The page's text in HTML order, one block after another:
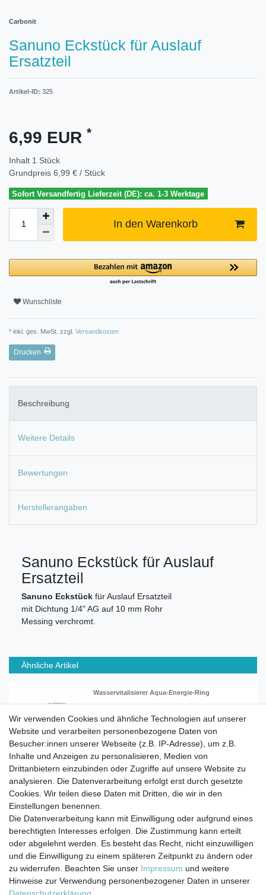
Carbonit
Sanuno Eckstück für Auslauf
Ersatzteil
Artikel-ID: 325
6,99 EUR *
Inhalt 1 Stück
Grundpreis 6,99 € / Stück
Sofort Versandfertig Lieferzeit (DE): ca. 1-3 Werktage
In den Warenkorb
Wunschliste
* inkl. ges. MwSt. zzgl. Versandkosten
Drucken
Beschreibung
Weitere Details
Bewertungen
Herstellerangaben
Sanuno Eckstück für Auslauf
Ersatzteil
Sanuno Eckstück für Auslauf Ersatzteil
mit Dichtung 1/4" AG auf 10 mm Rohr
Messing verchromt.
Ähnliche Artikel
Wasservitalisierer Aqua-Energie-Ring
33,45 € *
In den Warenkorb
*inkl. ges. MwSt.zzgl. Versandkosten
Impressum Daten­schutz­erklärung AGB
Barrierefreiheitserklärung Widerrufs­recht
Wir verwenden Cookies und ähnliche Technologien auf unserer
Website und verarbeiten personenbezogene Daten von
Besucher:innen unserer Webseite (z.B. IP-Adresse), um z.B.
Inhalte und Anzeigen zu personalisieren, Medien von
Drittanbietern einzubinden oder Zugriffe auf unsere Website zu
analysieren. Die Datenverarbeitung erfolgt erst durch gesetzte
Cookies. Wir teilen diese Daten mit Dritten, die wir in den
Einstellungen benennen.
Die Datenverarbeitung kann mit Einwilligung oder aufgrund eines
berechtigten Interesses erfolgen. Die Zustimmung kann erteilt
oder abgelehnt werden. Es besteht das Recht, nicht einzuwilligen
und die Einwilligung zu einem späteren Zeitpunkt zu ändern oder
zu widerrufen. Beachten Sie unser Impressum und weitere
Hinweise zur Verwendung personenbezogener Daten in unserer